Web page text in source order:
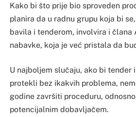
Kako bi što prije bio sproveden
planira da u radnu grupu koja bi
bavila i tenderom, involvira i člana
nabavke, koja je već pristala da
U najboljem slučaju, ako bi tender
protekli bez ikakvih problema,
godine završiti proceduru,
potencijalnim dobavljačem.